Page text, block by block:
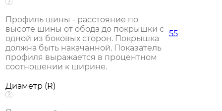
Профиль шины - расстояние по
высоте шины от обода до покрышки с
одной из боковых сторон. Покрышка
должна быть накачанной. Показатель
профиля выражается в процентном
соотношении к ширине.
55
Диаметр (R)